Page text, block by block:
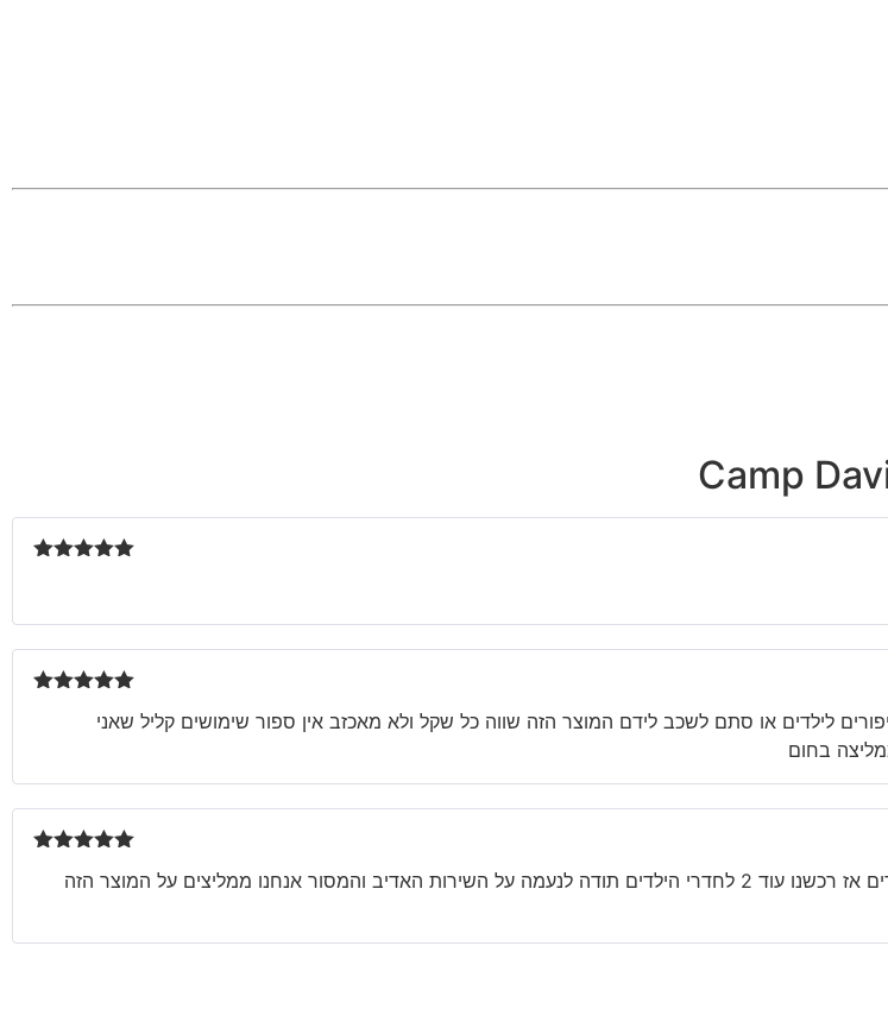
5
לילדים או סתם לשכב לידם המוצר הזה שווה כל שקל ולא מאכזב אין ספור שימושים קליל שאני
בחום
5
רכשתי את המוצר לבעלי לסוכה והילדים לא מפסיקים לקחת את זה לחדרים אז רכשנו עוד 2 לחדרי הילדים תודה לנעמה על השירות האדיב והמסור אנחנו ממליצים על המוצר הזה